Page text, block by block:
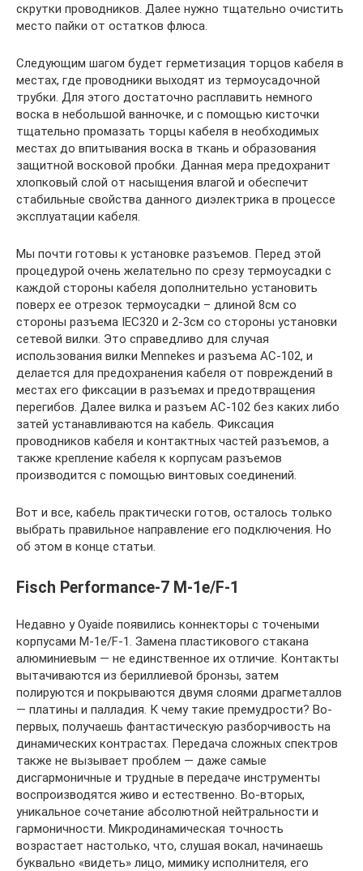
скрутки проводников. Далее нужно тщательно очистить
место пайки от остатков флюса.
Следующим шагом будет герметизация торцов кабеля в
местах, где проводники выходят из термоусадочной
трубки. Для этого достаточно расплавить немного
воска в небольшой ванночке, и с помощью кисточки
тщательно промазать торцы кабеля в необходимых
местах до впитывания воска в ткань и образования
защитной восковой пробки. Данная мера предохранит
хлопковый слой от насыщения влагой и обеспечит
стабильные свойства данного диэлектрика в процессе
эксплуатации кабеля.
Мы почти готовы к установке разъемов. Перед этой
процедурой очень желательно по срезу термоусадки с
каждой стороны кабеля дополнительно установить
поверх ее отрезок термоусадки – длиной 8см со
стороны разъема IEC320 и 2-3см со стороны установки
сетевой вилки. Это справедливо для случая
использования вилки Mennekes и разъема AC-102, и
делается для предохранения кабеля от повреждений в
местах его фиксации в разъемах и предотвращения
перегибов. Далее вилка и разъем AC-102 без каких либо
затей устанавливаются на кабель. Фиксация
проводников кабеля и контактных частей разъемов, а
также крепление кабеля к корпусам разъемов
производится с помощью винтовых соединений.
Вот и все, кабель практически готов, осталось только
выбрать правильное направление его подключения. Но
об этом в конце статьи.
Fisch Performance-7 M-1e/F-1
Недавно у Oyaide появились коннекторы с точеными
корпусами M-1e/F-1. Замена пластикового стакана
алюминиевым — не единственное их отличие. Контакты
вытачиваются из бериллиевой бронзы, затем
полируются и покрываются двумя слоями драгметаллов
— платины и палладия. К чему такие премудрости? Во-
первых, получаешь фантастическую разборчивость на
динамических контрастах. Передача сложных спектров
также не вызывает проблем — даже самые
дисгармоничные и трудные в передаче инструменты
воспроизводятся живо и естественно. Во-вторых,
уникальное сочетание абсолютной нейтральности и
гармоничности. Микродинамическая точность
возрастает настолько, что, слушая вокал, начинаешь
буквально «видеть» лицо, мимику исполнителя, его